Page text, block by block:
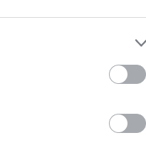
San Miniato, località conosciuta
comodamente le maggiori
cuore della Toscana a breve
di relax, l'hotel è un'ottima